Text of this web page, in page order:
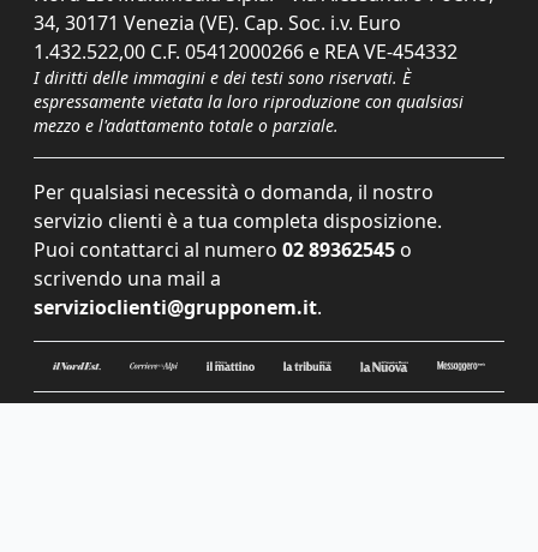
34, 30171 Venezia (VE). Cap. Soc. i.v. Euro
1.432.522,00 C.F. 05412000266 e REA VE-454332
I diritti delle immagini e dei testi sono riservati. È
espressamente vietata la loro riproduzione con qualsiasi
mezzo e l'adattamento totale o parziale.
Per qualsiasi necessità o domanda, il nostro
servizio clienti è a tua completa disposizione.
Puoi contattarci al numero 02 89362545 o
scrivendo una mail a
servizioclienti@grupponem.it.